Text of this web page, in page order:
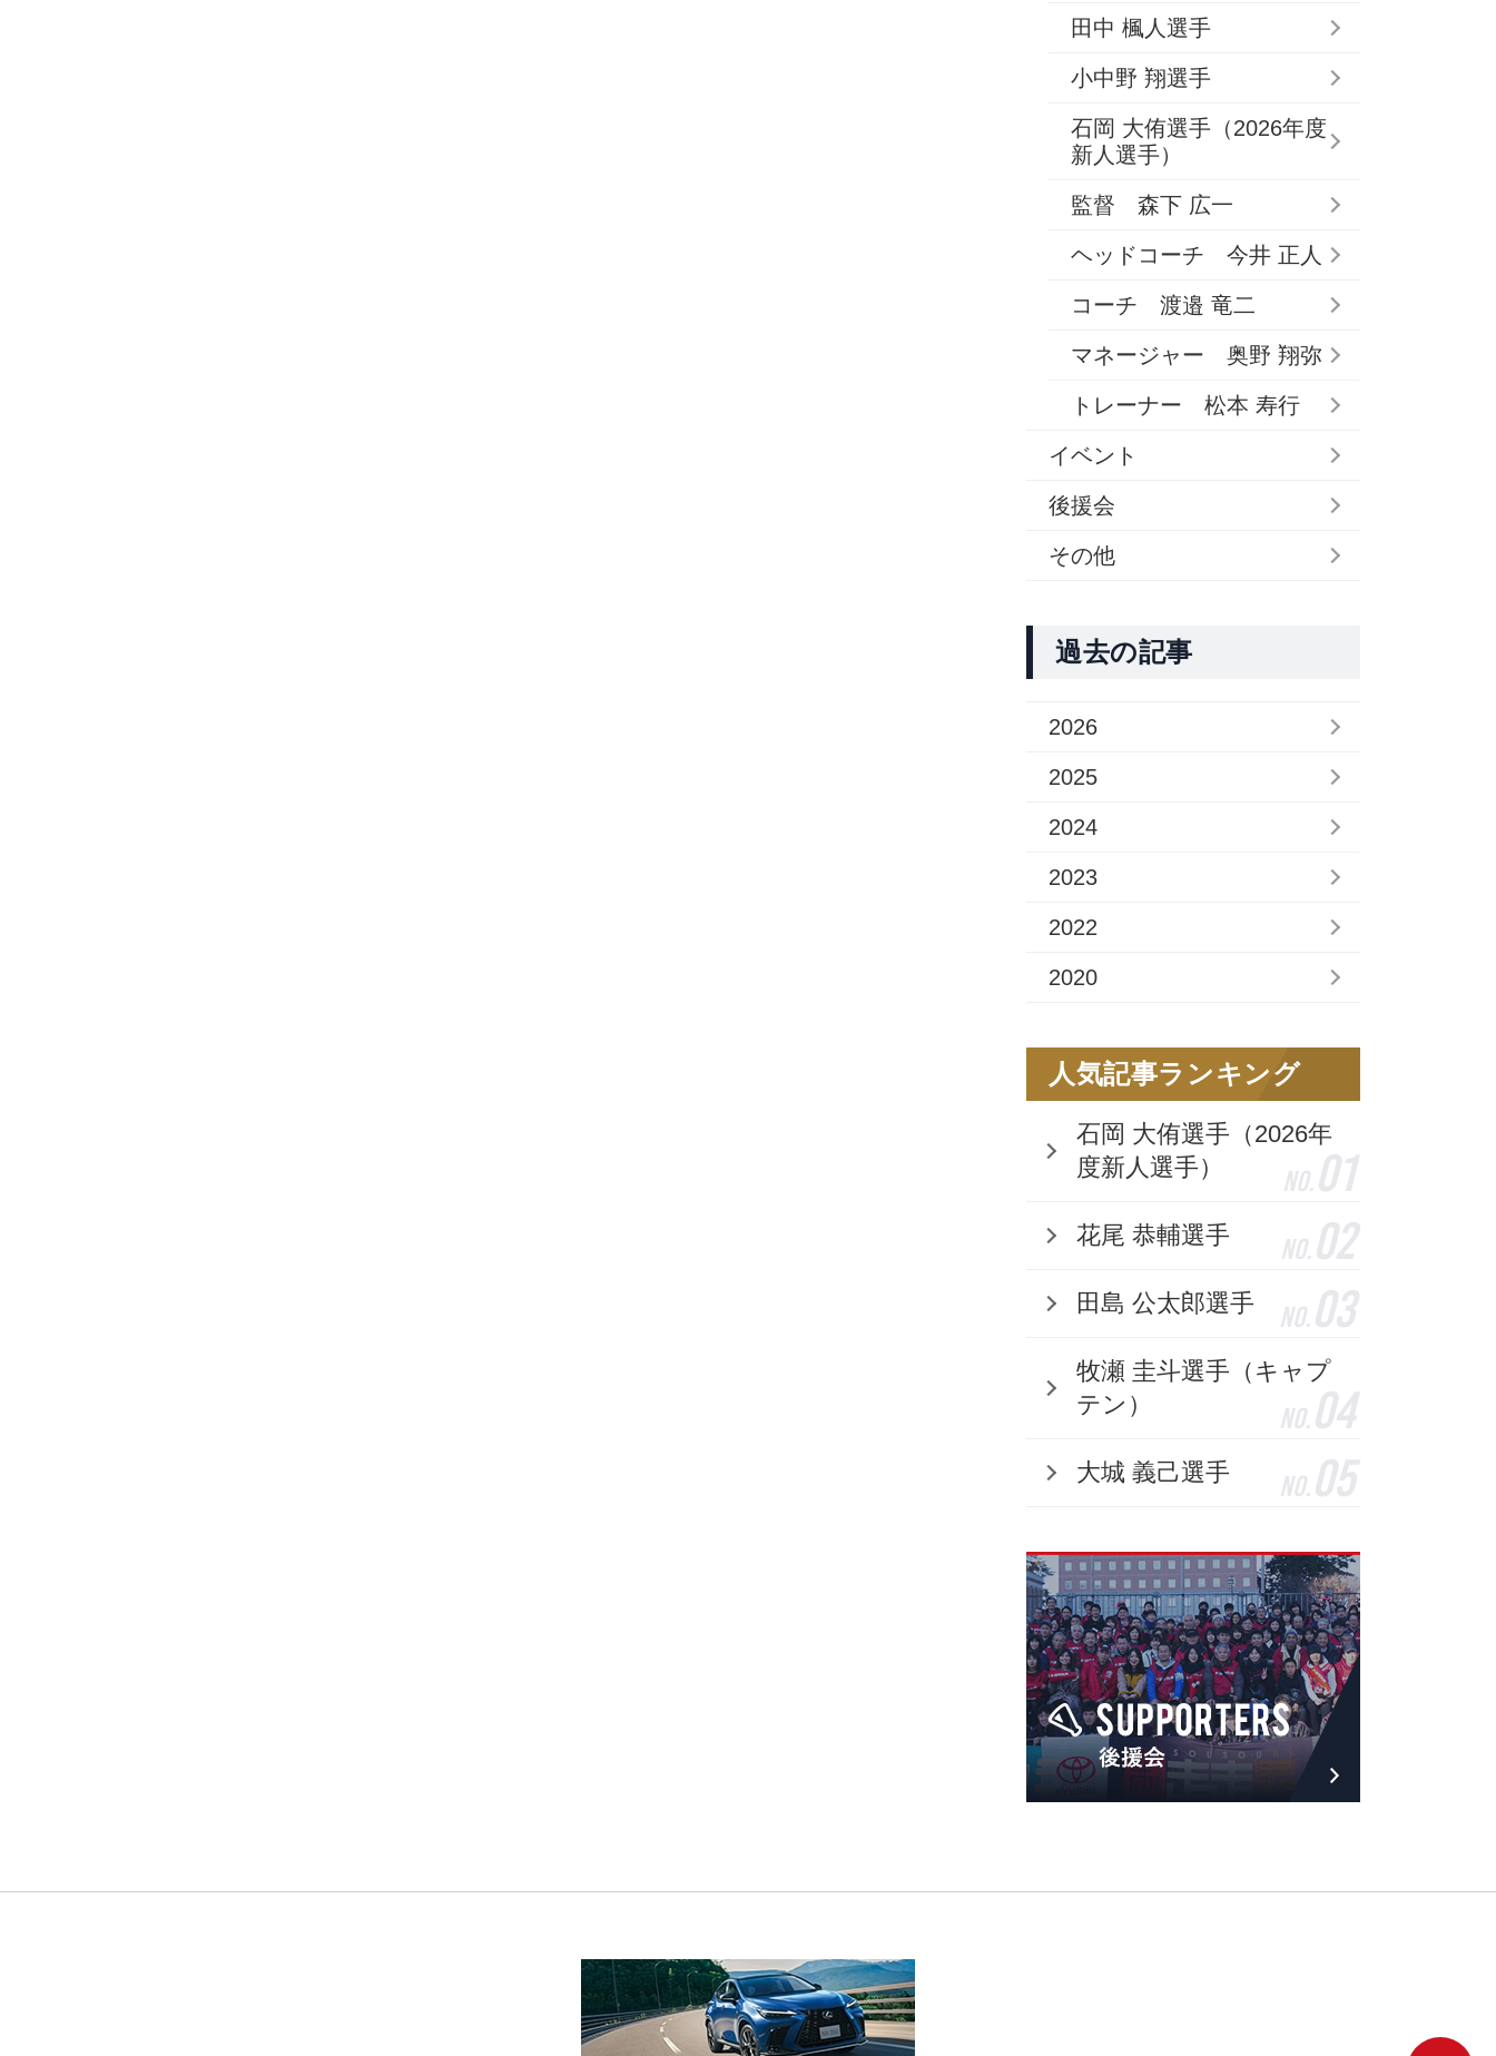
田中 楓人選手
小中野 翔選手
石岡 大侑選手（2026年度
新人選手）
監督 森下 広一
ヘッドコーチ 今井 正人
コーチ 渡邉 竜二
マネージャー 奥野 翔弥
トレーナー 松本 寿行
イベント
後援会
その他
過去の記事
2026
2025
2024
2023
2022
2020
人気記事ランキング
石岡 大侑選手（2026年
度新人選手）
No.01
花尾 恭輔選手 No.02
田島 公太郎選手 No.03
牧瀬 圭斗選手（キャプ
テン）
No.04
大城 義己選手 No.05